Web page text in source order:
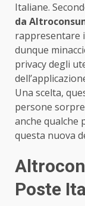
Italiane.
da
rappresentare
dunque
privacy degli
Una scelta,
persone
anche qualche
questa nuova
Poste